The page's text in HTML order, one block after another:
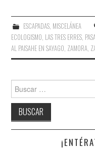
ESCAPADAS, MISCELÁNEA
ECOLOGISMO LAS TRES ERRES
AL PAISAHE EN SAYAGO ZAMORA